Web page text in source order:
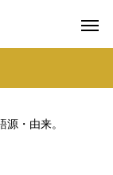
・由来。